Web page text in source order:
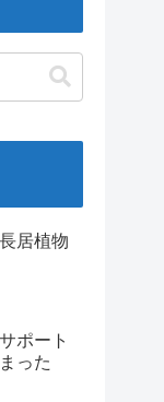
居植物
ポート
った